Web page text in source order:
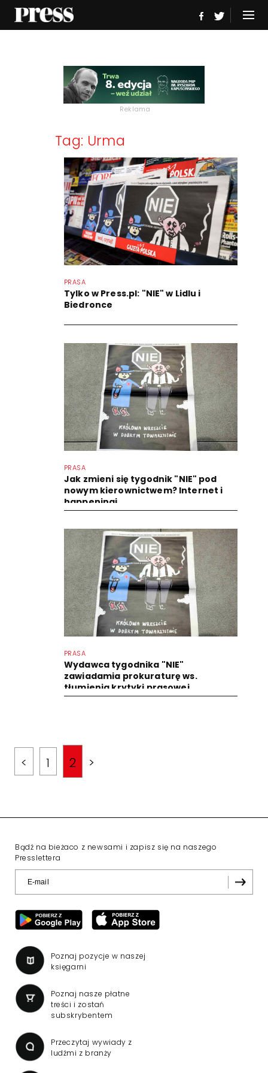
Reklama
Tag: Urma
PRASA
Tylko w Press.pl: "NIE" w Lidlu i
Biedronce
PRASA
Jak zmieni się tygodnik "NIE" pod
nowym kierownictwem? Internet i
happeningi
PRASA
Wydawca tygodnika "NIE"
zawiadamia prokuraturę ws.
tłumienia krytyki prasowej
< 1 2 >
Bądź na bieżaco z newsami i zapisz się na naszego
Presslettera
Poznaj pozycje w naszej
księgarni
Poznaj nasze płatne
treści i zostań
subskrybentem
Przeczytaj wywiady z
ludźmi z branży